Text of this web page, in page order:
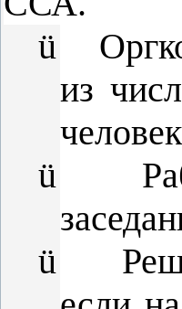
ü
из
ü
ü